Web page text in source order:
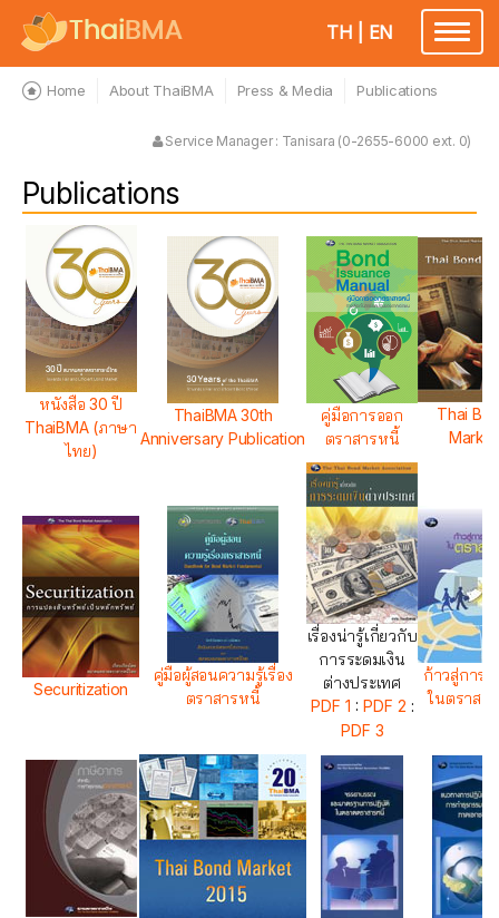
Toggle
TH EN
Home About ThaiBMA Press & Media Publications
Service Manager : Tanisara (0-2655-6000 ext. 0)
Publications
หนังสือ 30 ปี
ThaiBMA (ภาษา
ไทย)
ThaiBMA 30th
Anniversary Publication
คู่มือการออก
ตราสารหนี้
Thai
Market
Securitization
คู่มือผู้สอนความรู้เรื่อง
ตราสารหนี้
เรื่องน่ารู้เกี่ยวกับ
การระดมเงิน
ต่างประเทศ
PDF 1 : PDF 2 :
PDF 3
ก้าวสู่การ
ในตราสา